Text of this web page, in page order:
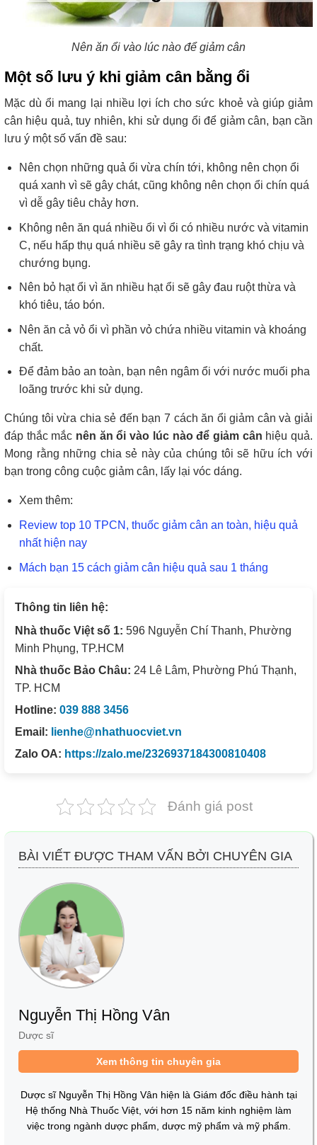
Nên ăn ổi vào lúc nào để giảm cân
Một số lưu ý khi giảm cân bằng ổi
Mặc dù ổi mang lại nhiều lợi ích cho sức khoẻ và giúp giảm
cân hiệu quả, tuy nhiên, khi sử dụng ổi để giảm cân, bạn cần
lưu ý một số vấn đề sau:
Nên chọn những quả ổi vừa chín tới, không nên chọn ổi
quá xanh vì sẽ gây chát, cũng không nên chọn ổi chín quá
vì dễ gây tiêu chảy hơn.
Không nên ăn quá nhiều ổi vì ổi có nhiều nước và vitamin
C, nếu hấp thụ quá nhiều sẽ gây ra tình trạng khó chịu và
chướng bụng.
Nên bỏ hạt ổi vì ăn nhiều hạt ổi sẽ gây đau ruột thừa và
khó tiêu, táo bón.
Nên ăn cả vỏ ổi vì phần vỏ chứa nhiều vitamin và khoáng
chất.
Để đảm bảo an toàn, bạn nên ngâm ổi với nước muối pha
loãng trước khi sử dụng.
Chúng tôi vừa chia sẻ đến bạn 7 cách ăn ổi giảm cân và giải
đáp thắc mắc nên ăn ổi vào lúc nào để giảm cân hiệu quả.
Mong rằng những chia sẻ này của chúng tôi sẽ hữu ích với
bạn trong công cuộc giảm cân, lấy lại vóc dáng.
Xem thêm:
Review top 10 TPCN, thuốc giảm cân an toàn, hiệu quả
nhất hiện nay
Mách bạn 15 cách giảm cân hiệu quả sau 1 tháng
Thông tin liên hệ:
Nhà thuốc Việt số 1: 596 Nguyễn Chí Thanh, Phường
Minh Phụng, TP.HCM
Nhà thuốc Bảo Châu: 24 Lê Lâm, Phường Phú Thạnh,
TP. HCM
Hotline: 039 888 3456
Email: lienhe@nhathuocviet.vn
Zalo OA: https://zalo.me/2326937184300810408
Đánh giá post
BÀI VIẾT ĐƯỢC THAM VẤN BỞI CHUYÊN GIA
Nguyễn Thị Hồng Vân
Dược sĩ
Xem thông tin chuyên gia
Dược sĩ Nguyễn Thị Hồng Vân hiện là Giám đốc điều hành tại
Hệ thống Nhà Thuốc Việt, với hơn 15 năm kinh nghiệm làm
việc trong ngành dược phẩm, dược mỹ phẩm và mỹ phẩm.